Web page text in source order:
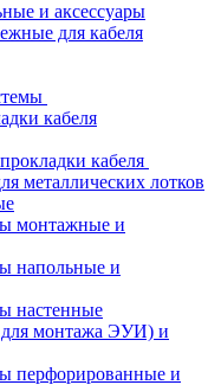
и аксессуары
для кабеля
кабеля
кабеля
металлических лотков
монтажные и
напольные и
настенные
для монтажа ЭУИ) и
перфорированные и